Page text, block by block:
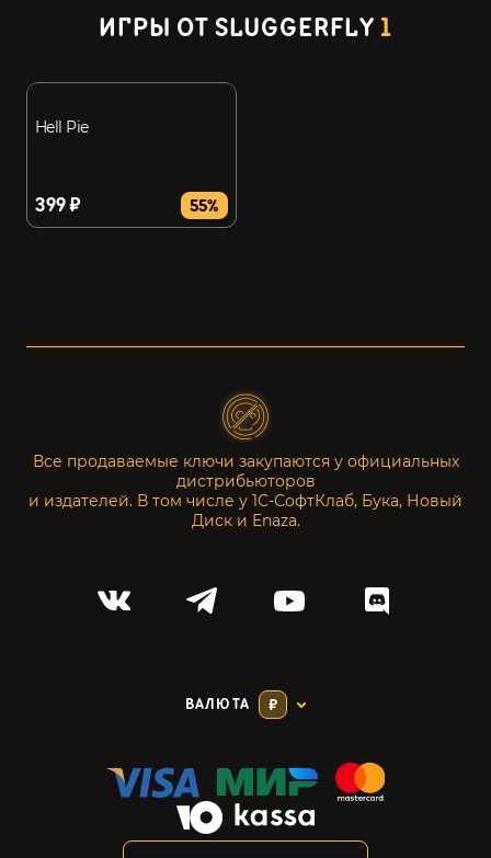
ИГРЫ ОТ SLUGGERFLY1
Hell Pie
399 ₽ 55%
Все продаваемые ключи закупаются у официальных
дистрибьюторов
и издателей. В том числе у 1С-СофтКлаб, Бука, Новый
Диск и Enaza.
ВАЛЮТА ₽